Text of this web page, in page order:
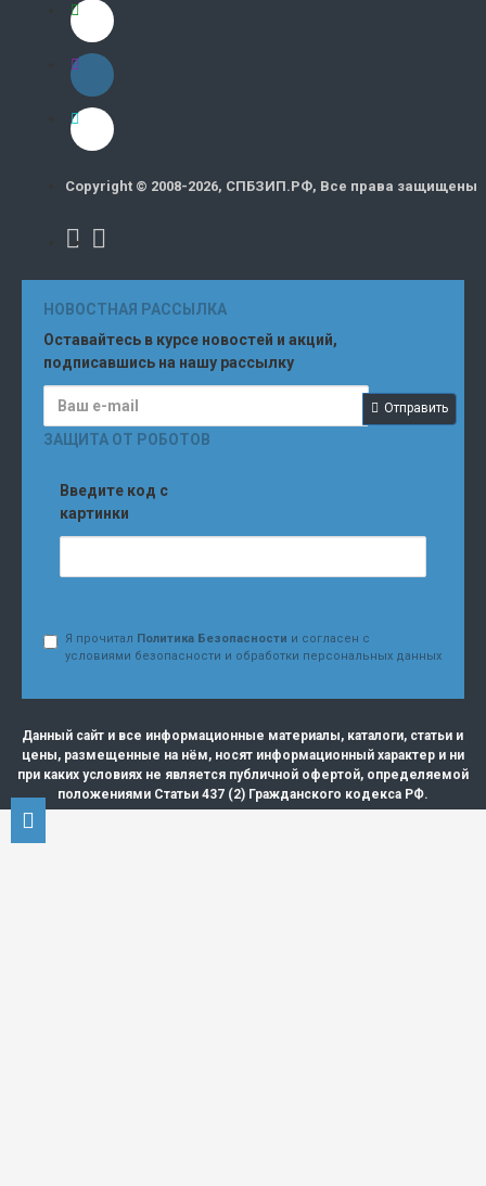
Copyright © 2008-2026, СПБЗИП.РФ, Все права защищены
НОВОСТНАЯ РАССЫЛКА
Оставайтесь в курсе новостей и акций,
подписавшись на нашу рассылку
Отправить
ЗАЩИТА ОТ РОБОТОВ
Введите код с
картинки
Я прочитал Политика Безопасности и согласен с
условиями безопасности и обработки персональных данных
Данный сайт и все информационные материалы, каталоги, статьи и
цены, размещенные на нём, носят информационный характер и ни
при каких условиях не является публичной офертой, определяемой
положениями Статьи 437 (2) Гражданского кодекса РФ.